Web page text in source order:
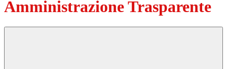
Amministrazione Trasparente